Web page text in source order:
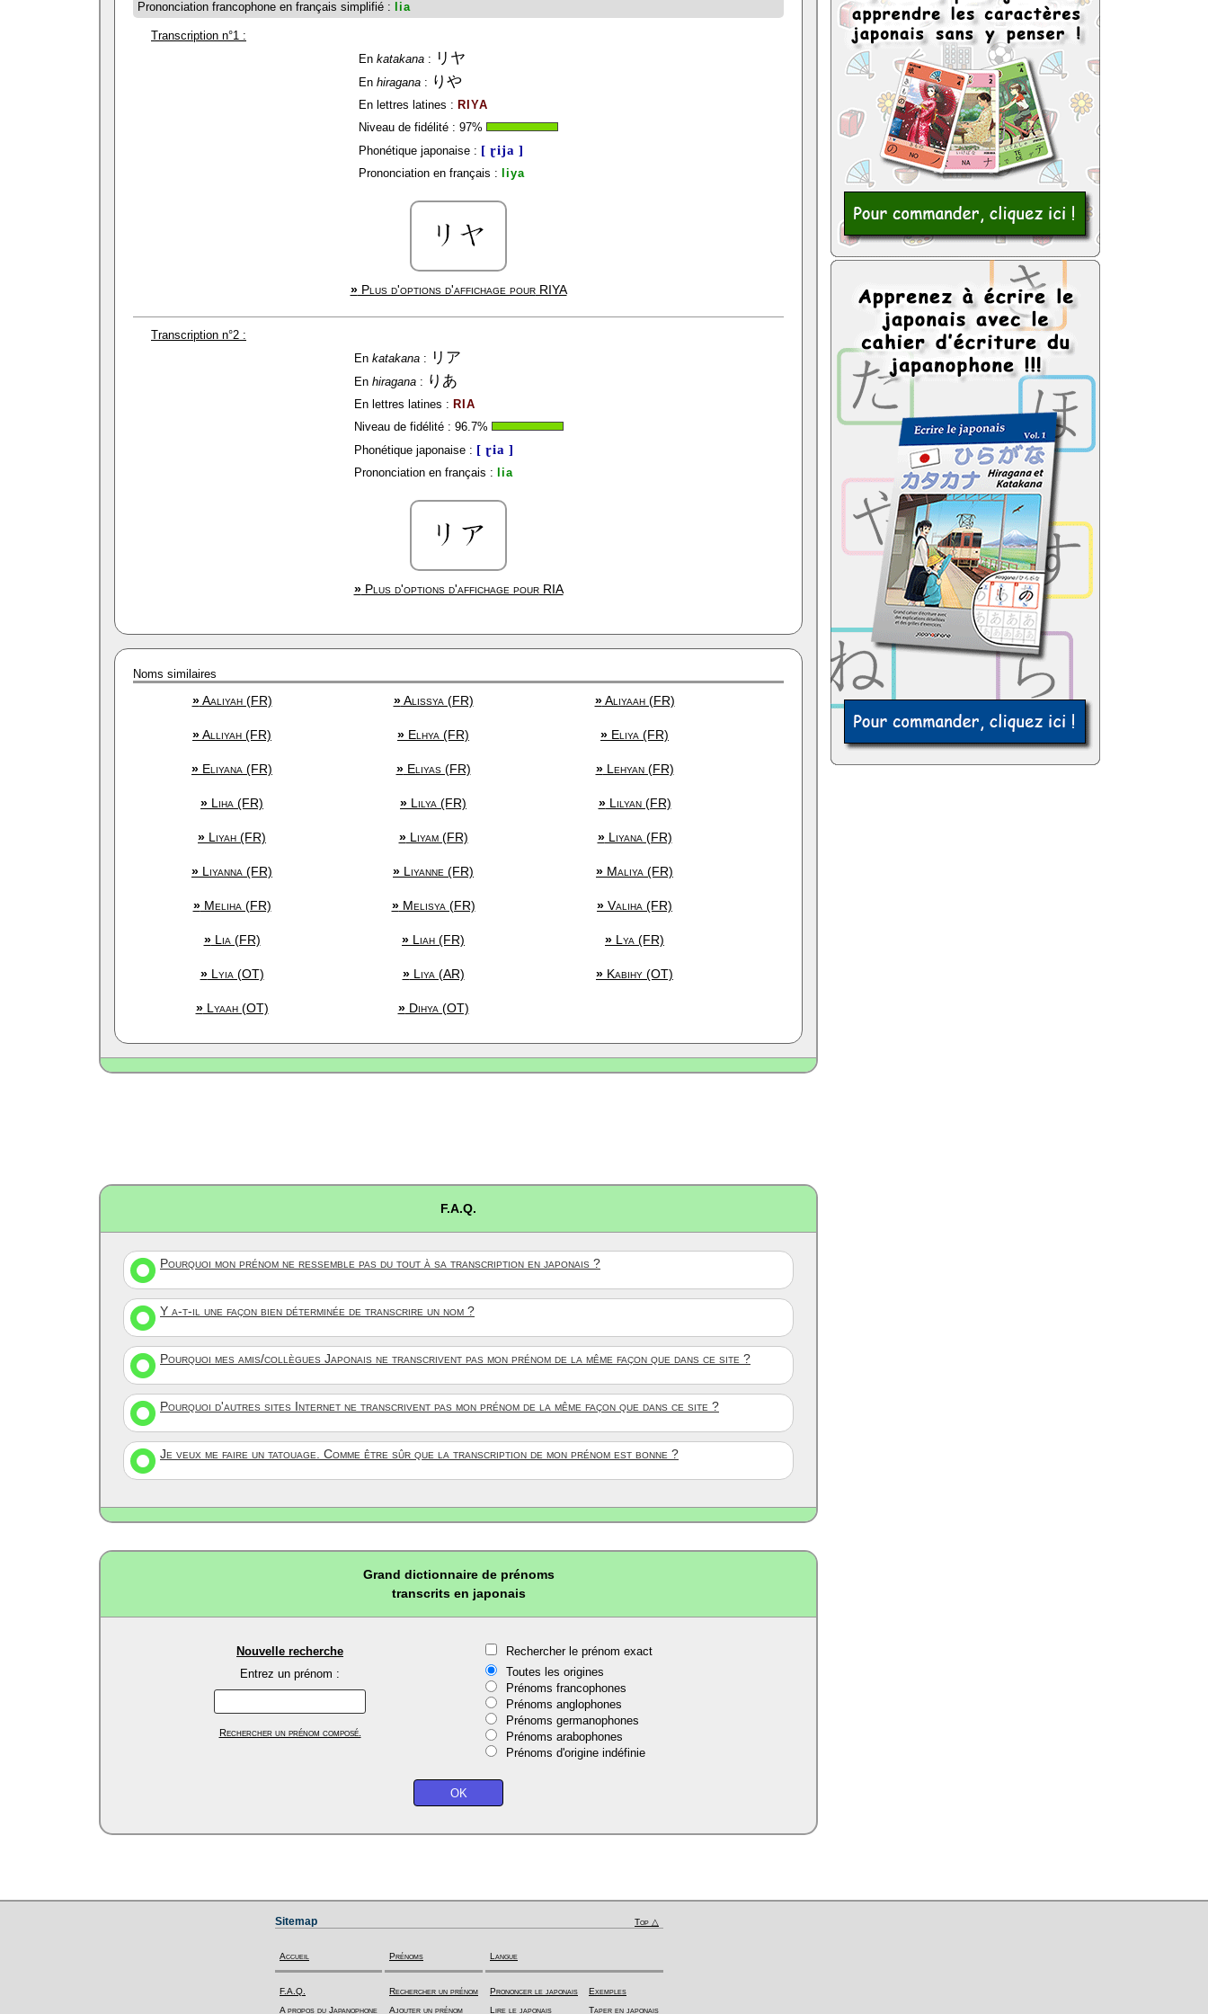
Prononciation francophone en français simplifié : lia
Transcription n°1 :
En katakana : リヤ
En hiragana : りや
En lettres latines : RIYA
Niveau de fidélité : 97%
Phonétique japonaise : [ ɽija ]
Prononciation en français : liya
»Plus d'options d'affichage pourRIYA
Transcription n°2 :
En katakana: リア
En hiragana: りあ
En lettres latines : RIA
Niveau de fidélité : 96.7%
Phonétique japonaise : [ ɽia ]
Prononciation en français : lia
»Plus d'options d'affichage pourRIA
Noms similaires
»Aaliyah (FR) »Alissya (FR) »Aliyaah (FR)
»Alliyah (FR) » Elhya (FR) » Eliya (FR)
» Eliyana (FR) »Eliyas (FR) »Lehyan (FR)
» Liha (FR) » Lilya (FR) »Lilyan (FR)
» Liyah (FR) »Liyam (FR) »Liyana (FR)
» Liyanna (FR) » Liyanne (FR) » Maliya (FR)
»Meliha (FR) »Melisya (FR) » Valiha (FR)
»Lia (FR) » Liah (FR) » Lya (FR)
»Lyia (OT) »Liya (AR) » Kabihy (OT)
»Lyaah (OT) »Dihya (OT)
F.A.Q.
Pourquoi mon prénom ne ressemble pas du tout à sa transcription en japonais ?
Y a-t-il une façon bien déterminée de transcrire un nom ?
Pourquoi mes amis/collègues Japonais ne transcrivent pas mon prénom de la même façon que dans ce site ?
Pourquoi d'autres sites Internet ne transcrivent pas mon prénom de la même façon que dans ce site ?
Je veux me faire un tatouage. Comme être sûr que la transcription de mon prénom est bonne ?
Grand dictionnaire de prénoms
transcrits en japonais
Nouvelle recherche
Entrez un prénom :
Rechercher un prénom composé.
Rechercher le prénom exact
Toutes les origines
Prénoms francophones
Prénoms anglophones
Prénoms germanophones
Prénoms arabophones
Prénoms d'origine indéfinie
Sitemap Top △
Accueil
F.A.Q.
A propos du Japanophone
Prénoms
Rechercher un prénom
Ajouter un prénom
Langue
Prononcer le japonais
Lire le japonais
Exemples
Taper en japonais